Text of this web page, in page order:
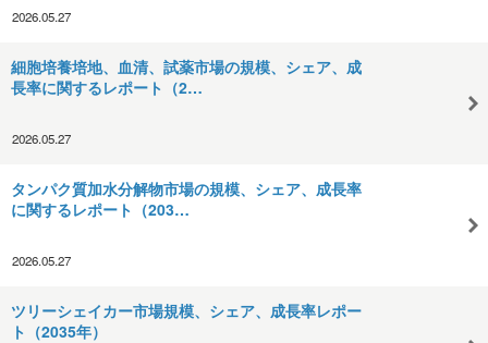
2026.05.27
細胞培養培地、血清、試薬市場の規模、シェア、成
長率に関するレポート（2…
2026.05.27
タンパク質加水分解物市場の規模、シェア、成長率
に関するレポート（203…
2026.05.27
ツリーシェイカー市場規模、シェア、成長率レポー
ト（2035年）